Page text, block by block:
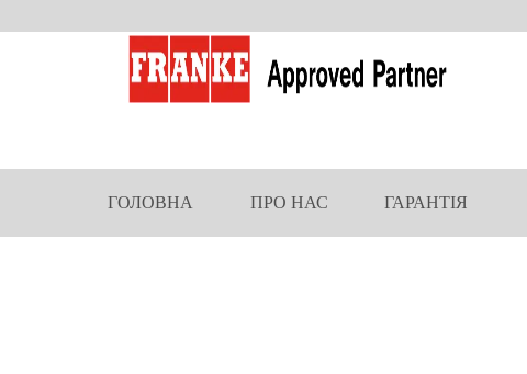
ГОЛОВНА ПРО НАС ГАРАНТІЯ